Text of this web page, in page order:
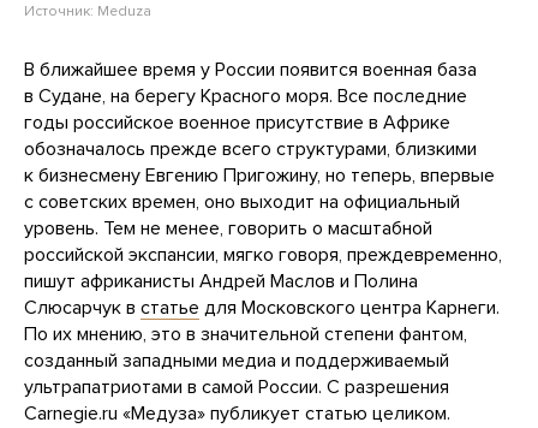
Источник: Meduza
В ближайшее время у России появится военная база
в Судане, на берегу Красного моря. Все последние
годы российское военное присутствие в Африке
обозначалось прежде всего структурами, близкими
к бизнесмену Евгению Пригожину, но теперь, впервые
с советских времен, оно выходит на официальный
уровень. Тем не менее, говорить о масштабной
российской экспансии, мягко говоря, преждевременно,
пишут африканисты Андрей Маслов и Полина
Слюсарчук в статье для Московского центра Карнеги.
По их мнению, это в значительной степени фантом,
созданный западными медиа и поддерживаемый
ультрапатриотами в самой России. С разрешения
Carnegie.ru «Медуза» публикует статью целиком.